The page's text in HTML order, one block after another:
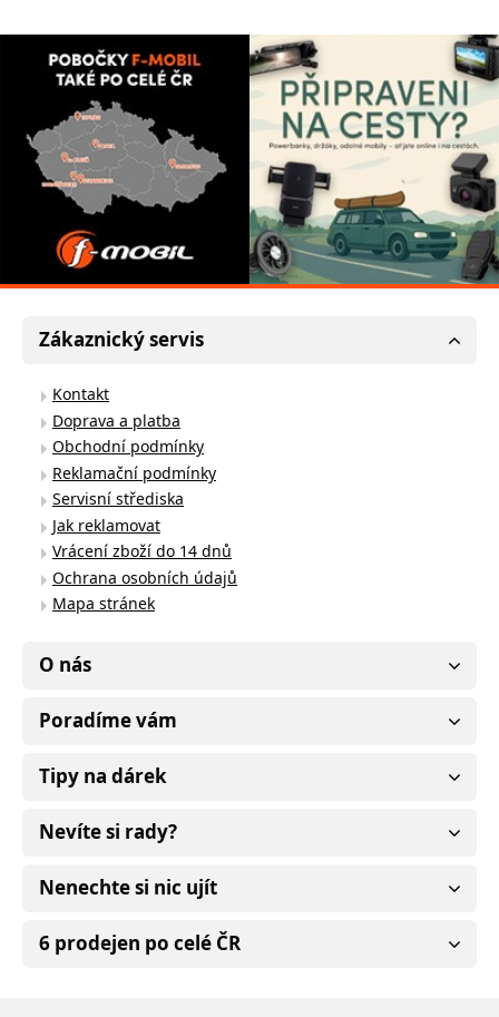
Zákaznický servis
Kontakt
Doprava a platba
Obchodní podmínky
Reklamační podmínky
Servisní střediska
Jak reklamovat
Vrácení zboží do 14 dnů
Ochrana osobních údajů
Mapa stránek
O nás
Poradíme vám
Tipy na dárek
Nevíte si rady?
Nenechte si nic ujít
6 prodejen po celé ČR